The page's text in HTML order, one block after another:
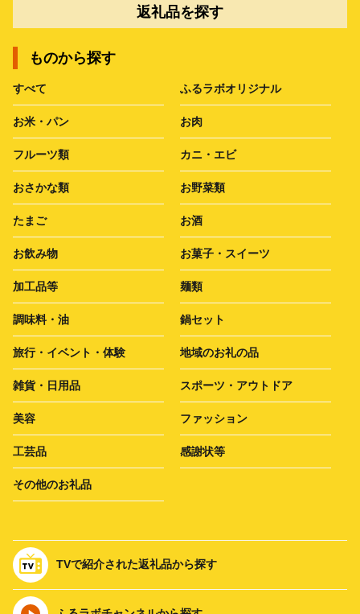
返礼品を探す
ものから探す
すべて ふるラボオリジナル
お米・パン お肉
フルーツ類 カニ・エビ
おさかな類 お野菜類
たまご お酒
お飲み物 お菓子・スイーツ
加工品等 麺類
調味料・油 鍋セット
旅行・イベント・体験 地域のお礼の品
雑貨・日用品 スポーツ・アウトドア
美容 ファッション
工芸品 感謝状等
その他のお礼品
TVで紹介された返礼品から探す